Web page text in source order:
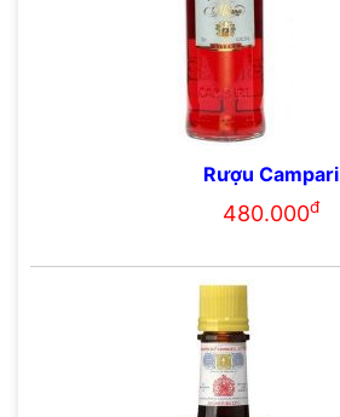
Rượu Campari
480.000đ